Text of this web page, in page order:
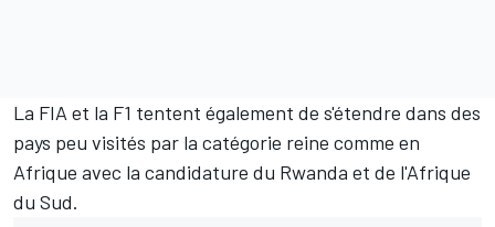
La FIA et la F1 tentent également de s'étendre dans des
pays peu visités par la catégorie reine comme en
Afrique avec la candidature du Rwanda et de l'Afrique
du Sud.